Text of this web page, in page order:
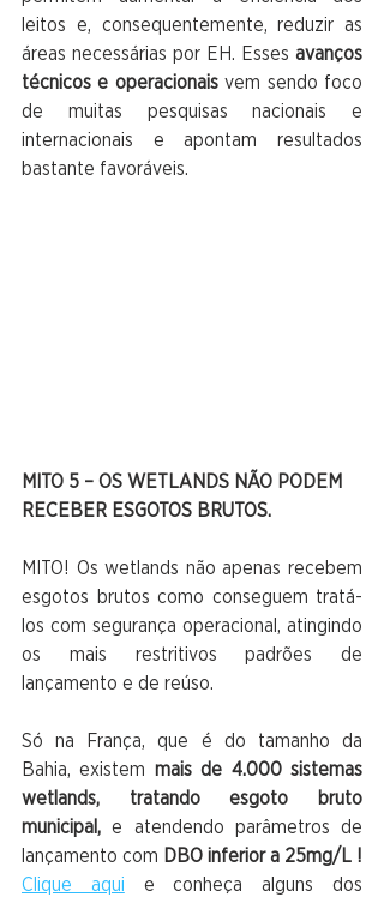
leitos e, consequentemente, reduzir as
áreas necessárias por EH. Esses avanços
técnicos e operacionais vem sendo foco
de muitas pesquisas nacionais e
internacionais e apontam resultados
bastante favoráveis.
MITO 5 – OS WETLANDS NÃO PODEM
RECEBER ESGOTOS BRUTOS.
MITO! Os wetlands não apenas recebem
esgotos brutos como conseguem tratá-
los com segurança operacional, atingindo
os mais restritivos padrões de
lançamento e de reúso.
Só na França, que é do tamanho da
Bahia, existem mais de 4.000 sistemas
wetlands, tratando esgoto bruto
municipal, e atendendo parâmetros de
lançamento com
Clique aqui e conheça alguns dos